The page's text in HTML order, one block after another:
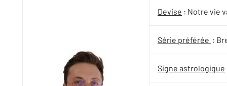
Devise : Notre vie
Série préférée :
Signe astrologique